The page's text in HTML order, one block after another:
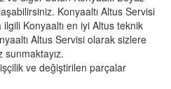
Konyaaltı Altus Servisi
Konyaaltı en iyi Altus teknik
Altus Servisi olarak sizlere
ve değiştirilen parçalar